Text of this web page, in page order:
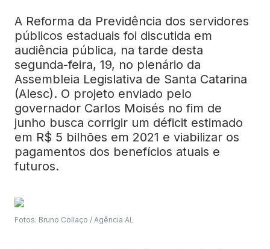
A Reforma da Previdência dos servidores
públicos estaduais foi discutida em
audiência pública, na tarde desta
segunda-feira, 19, no plenário da
Assembleia Legislativa de Santa Catarina
(Alesc). O projeto enviado pelo
governador Carlos Moisés no fim de
junho busca corrigir um déficit estimado
em R$ 5 bilhões em 2021 e viabilizar os
pagamentos dos benefícios atuais e
futuros.
Fotos: Bruno Collaço / Agência AL